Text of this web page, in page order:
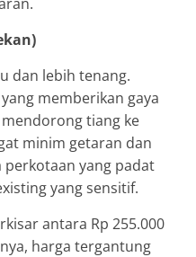
dan lebih tenang.
memberikan gaya
tiang ke
minim getaran dan
perkotaan yang padat
yang sensitif.
antara Rp 255.000
harga tergantung